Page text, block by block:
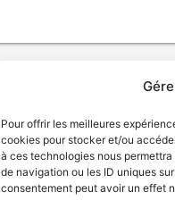
Pour offrir les meilleures
cookies pour stocker et/ou
à ces technologies nous
de navigation ou les ID uniques
consentement peut avoir un effet
Déclaration de services